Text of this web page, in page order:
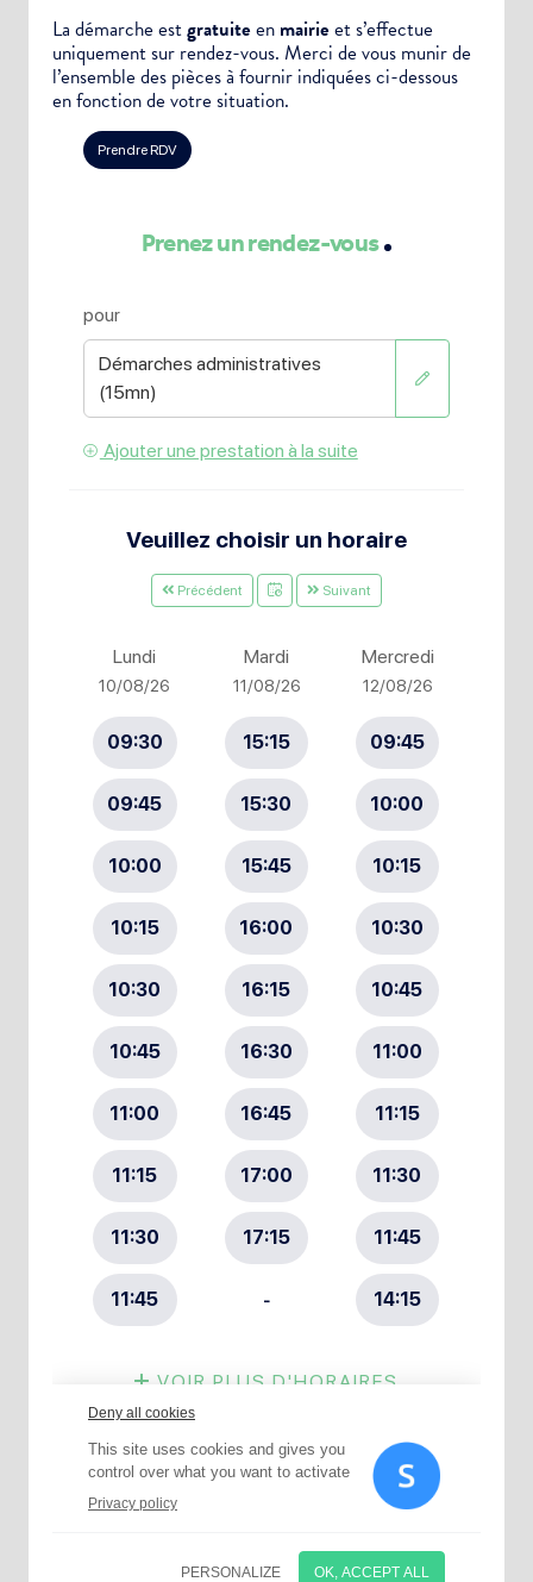
La démarche estgratuiteen mairieet s’effectue
uniquement sur rendez-vous. Merci de vous munir de
l’ensemble des pièces à fournir indiquées ci-dessous
en fonction de votre situation.